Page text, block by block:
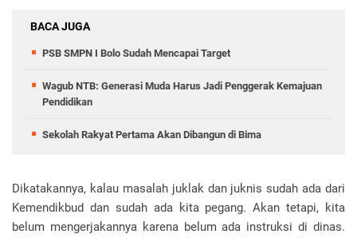
BACA JUGA
PSB SMPN I Bolo Sudah Mencapai Target
Wagub NTB: Generasi Muda Harus Jadi Penggerak Kemajuan
Pendidikan
Sekolah Rakyat Pertama Akan Dibangun di Bima
Dikatakannya, kalau masalah juklak dan juknis sudah ada dari
Kemendikbud dan sudah ada kita pegang. Akan tetapi, kita
belum mengerjakannya karena belum ada instruksi di dinas.